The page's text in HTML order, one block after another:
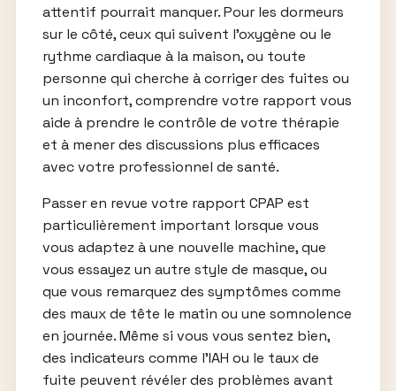
attentif pourrait manquer. Pour les dormeurs
sur le côté, ceux qui suivent l’oxygène ou le
rythme cardiaque à la maison, ou toute
personne qui cherche à corriger des fuites ou
un inconfort, comprendre votre rapport vous
aide à prendre le contrôle de votre thérapie
et à mener des discussions plus efficaces
avec votre professionnel de santé.
Passer en revue votre rapport CPAP est
particulièrement important lorsque vous
vous adaptez à une nouvelle machine, que
vous essayez un autre style de masque, ou
que vous remarquez des symptômes comme
des maux de tête le matin ou une somnolence
en journée. Même si vous vous sentez bien,
des indicateurs comme l’IAH ou le taux de
fuite peuvent révéler des problèmes avant